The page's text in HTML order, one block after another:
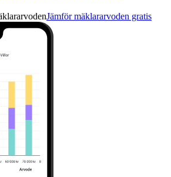
Jämför mäklararvoden gratis